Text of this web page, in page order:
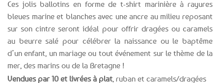
Ces jolis ballotins en forme de t-shirt marinière à rayures
bleues marine et blanches avec une ancre au milieu reposant
sur son cintre seront idéal pour offrir dragées ou caramels
au beurre salé pour célébrer la naissance ou le baptême
d’un enfant, un mariage ou tout événement sur le thème de la
mer, des marins ou de la Bretagne !
Vendues par 10 et livrées à plat, ruban et caramels/dragées